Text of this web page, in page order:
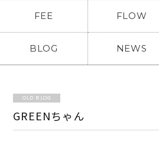
FEE FLOW
BLOG NEWS
OLD BLOG
GREENちゃん